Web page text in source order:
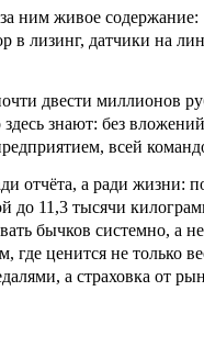
ним живое
в лизинг, датчики на
двести миллионов
знают: без
всей
отчёта, а ради жизни:
до 11,3 тысячи
бычков системно, а
где ценится не только
а страховка от